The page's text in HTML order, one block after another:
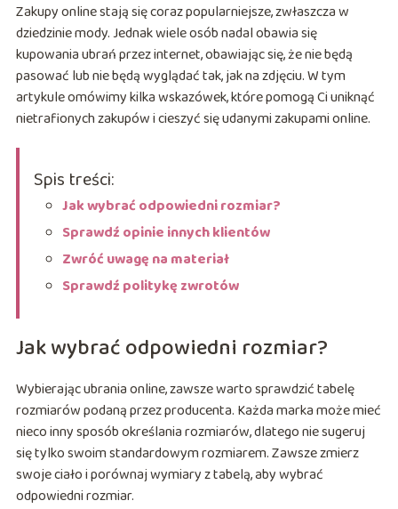
Zakupy online stają się coraz popularniejsze, zwłaszcza w
dziedzinie mody. Jednak wiele osób nadal obawia się
kupowania ubrań przez internet, obawiając się, że nie będą
pasować lub nie będą wyglądać tak, jak na zdjęciu. W tym
artykule omówimy kilka wskazówek, które pomogą Ci uniknąć
nietrafionych zakupów i cieszyć się udanymi zakupami online.
Spis treści:
Jak wybrać odpowiedni rozmiar?
Sprawdź opinie innych klientów
Zwróć uwagę na materiał
Sprawdź politykę zwrotów
Jak wybrać odpowiedni rozmiar?
Wybierając ubrania online, zawsze warto sprawdzić tabelę
rozmiarów podaną przez producenta. Każda marka może mieć
nieco inny sposób określania rozmiarów, dlatego nie sugeruj
się tylko swoim standardowym rozmiarem. Zawsze zmierz
swoje ciało i porównaj wymiary z tabelą, aby wybrać
odpowiedni rozmiar.